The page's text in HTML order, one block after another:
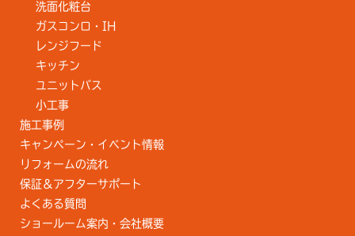
洗面化粧台
ガスコンロ・IH
レンジフード
キッチン
ユニットバス
小工事
施工事例
キャンペーン・イベント情報
リフォームの流れ
保証＆アフターサポート
よくある質問
ショールーム案内・会社概要